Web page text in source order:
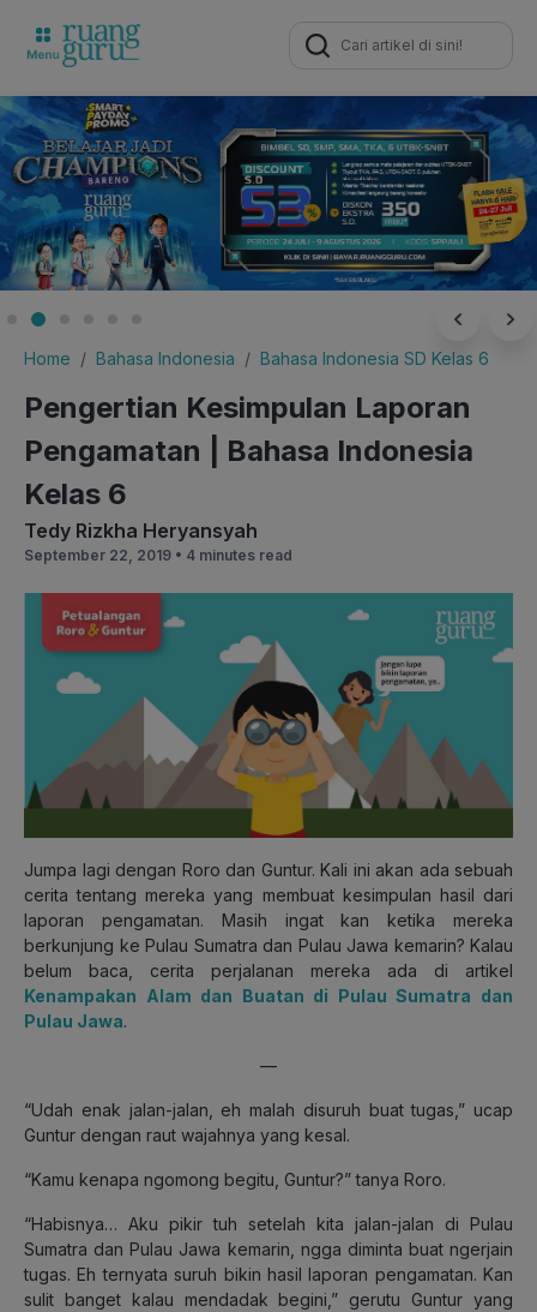
Search
for:
Home Bahasa Indonesia Bahasa Indonesia SD Kelas 6
Pengertian Kesimpulan Laporan
Pengamatan | Bahasa Indonesia
Kelas 6
Tedy Rizkha Heryansyah
September 22, 2019 • 4 minutes read
Jumpa lagi dengan Roro dan Guntur. Kali ini akan ada sebuah
cerita tentang mereka yang membuat kesimpulan hasil dari
laporan pengamatan. Masih ingat kan ketika mereka
berkunjung ke Pulau Sumatra dan Pulau Jawa kemarin? Kalau
belum baca, cerita perjalanan mereka ada di artikel
Kenampakan Alam dan Buatan di Pulau Sumatra dan
Pulau Jawa.
—
“Udah enak jalan-jalan, eh malah disuruh buat tugas,” ucap
Guntur dengan raut wajahnya yang kesal.
“Kamu kenapa ngomong begitu, Guntur?” tanya Roro.
“Habisnya… Aku pikir tuh setelah kita jalan-jalan di Pulau
Sumatra dan Pulau Jawa kemarin, ngga diminta buat ngerjain
tugas. Eh ternyata suruh bikin hasil laporan pengamatan. Kan
sulit banget kalau mendadak begini,” gerutu Guntur yang